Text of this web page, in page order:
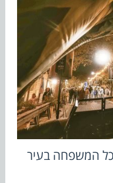
המשפחה בעיר